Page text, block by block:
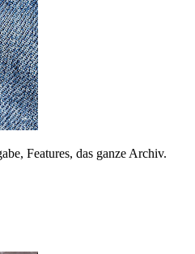
Features, das ganze Archiv.